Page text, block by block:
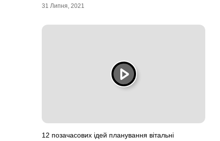
31 Липня, 2021
12 позачасових ідей планування вітальні